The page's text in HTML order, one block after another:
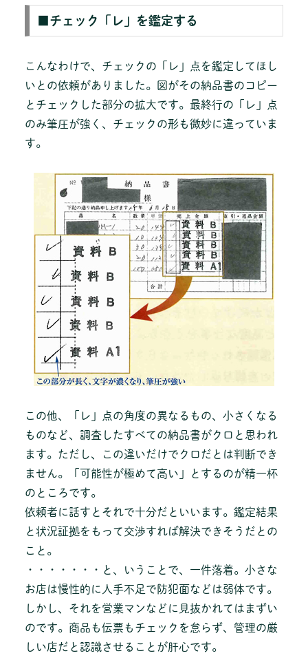
■チェック「レ」を鑑定する
こんなわけで、チェックの「レ」点を鑑定してほし
いとの依頼がありました。図がその納品書のコピー
とチェックした部分の拡大です。最終行の「レ」点
のみ筆圧が強く、チェックの形も微妙に違っていま
す。
この他、「レ」点の角度の異なるもの、小さくなる
ものなど、調査したすべての納品書がクロと思われ
ます。ただし、この違いだけでクロだとは判断でき
ません。「可能性が極めて高い」とするのが精一杯
のところです。
依頼者に話すとそれで十分だといいます。鑑定結果
と状況証拠をもって交渉すれば解決できそうだとの
こと。
・・・・・・・と、いうことで、一件落着。小さな
お店は慢性的に人手不足で防犯面などは弱体です。
しかし、それを営業マンなどに見抜かれてはまずい
のです。商品も伝票もチェックを怠らず、管理の厳
しい店だと認識させることが肝心です。